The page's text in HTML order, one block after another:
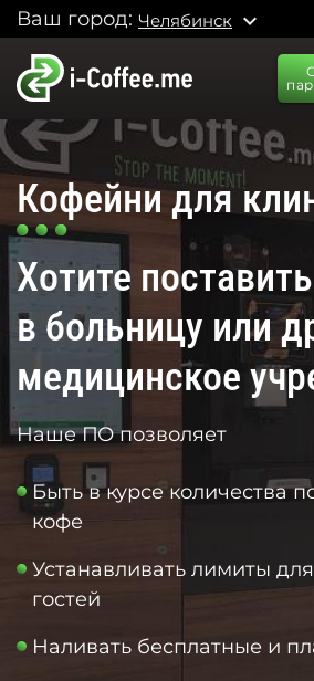
Ваш город: Челябинск expand_more
Кофейни для
Хотите
в больницу или
медицинское
Наше ПО позволяет
Быть в курсе количества
кофе
Устанавливать лимиты
гостей
Наливать бесплатные и